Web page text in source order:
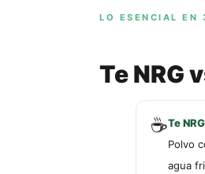
LO ESENCIAL EN
Te NRG
☕Te
Polvo
agua